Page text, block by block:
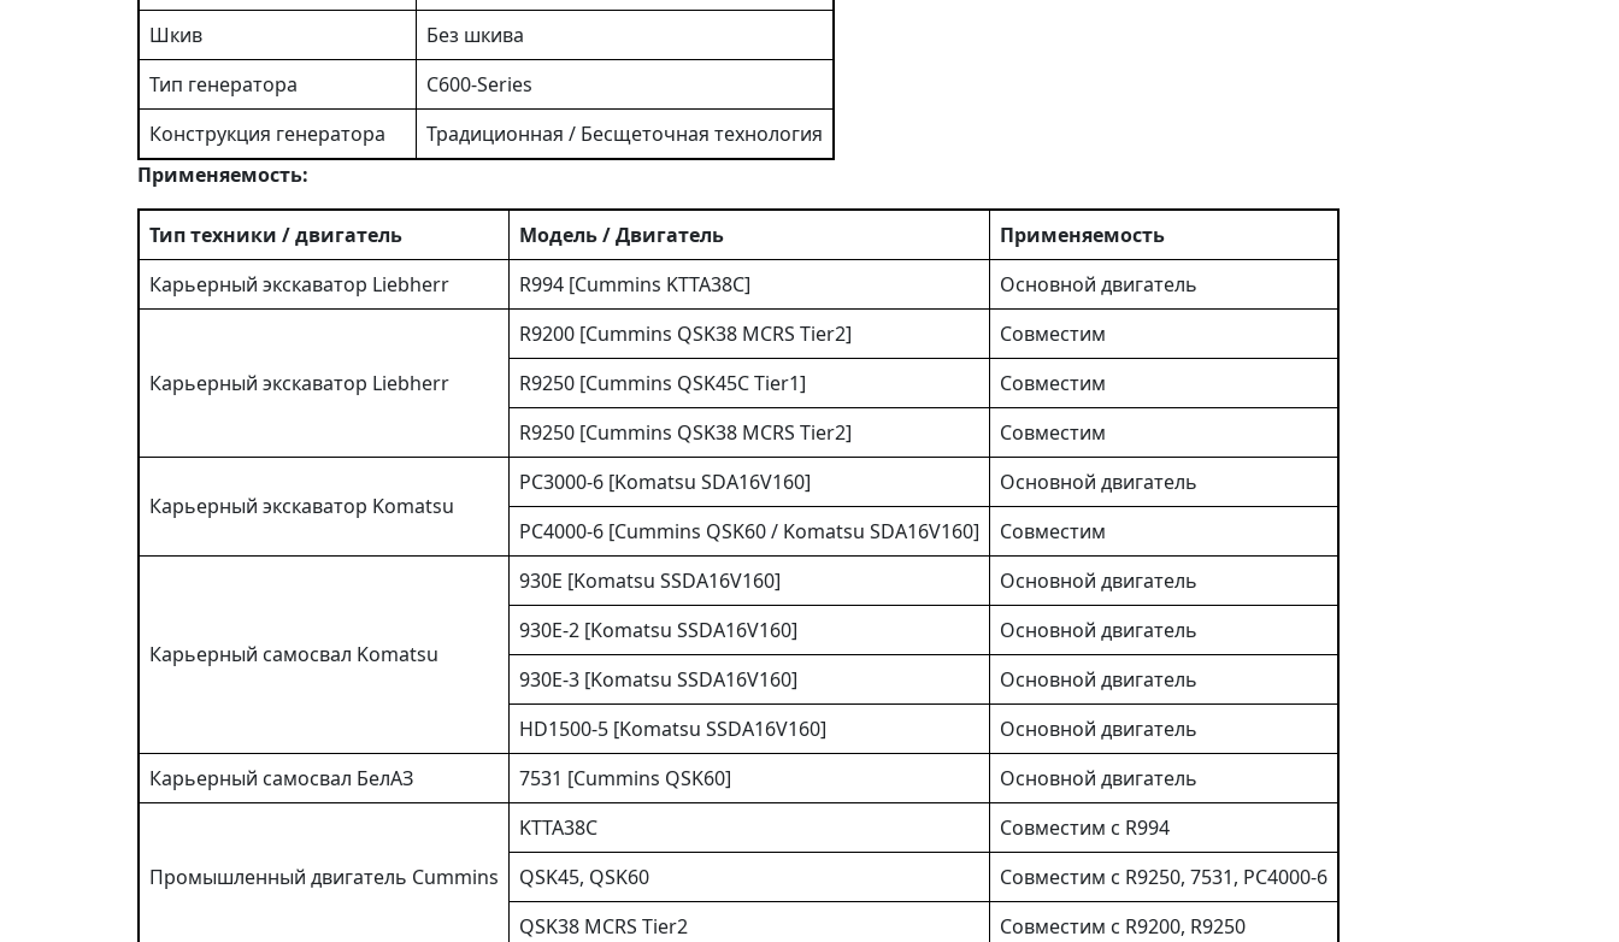
Шкив
Без шкива
Тип генератора
C600-Series
Конструкция генератора
Традиционная / Бесщеточная технология
Применяемость:
Тип техники / двигатель Модель / Двигатель
Применяемость
Карьерный экскаватор Liebherr
R994 [Cummins KTTA38C] Основной двигатель
Карьерный экскаватор Liebherr
R9200 [Cummins QSK38 MCRS Tier2]
Совместим
R9250 [Cummins QSK45C Tier1]
Совместим
R9250 [Cummins QSK38 MCRS Tier2]
Совместим
Карьерный экскаватор Komatsu
PC3000-6 [Komatsu SDA16V160]
Основной двигатель
PC4000-6 [Cummins QSK60 / Komatsu SDA16V160]
Совместим
Карьерный самосвал Komatsu
930E [Komatsu SSDA16V160]
Основной двигатель
930E-2 [Komatsu SSDA16V160]
Основной двигатель
930E-3 [Komatsu SSDA16V160]
Основной двигатель
HD1500-5 [Komatsu SSDA16V160]
Основной двигатель
Карьерный самосвал БелАЗ
7531 [Cummins QSK60] Основной двигатель
Промышленный двигатель Cummins
KTTA38C
Совместим с R994
QSK45, QSK60
Совместим с R9250, 7531, PC4000-6
QSK38 MCRS Tier2
Совместим с R9200, R9250